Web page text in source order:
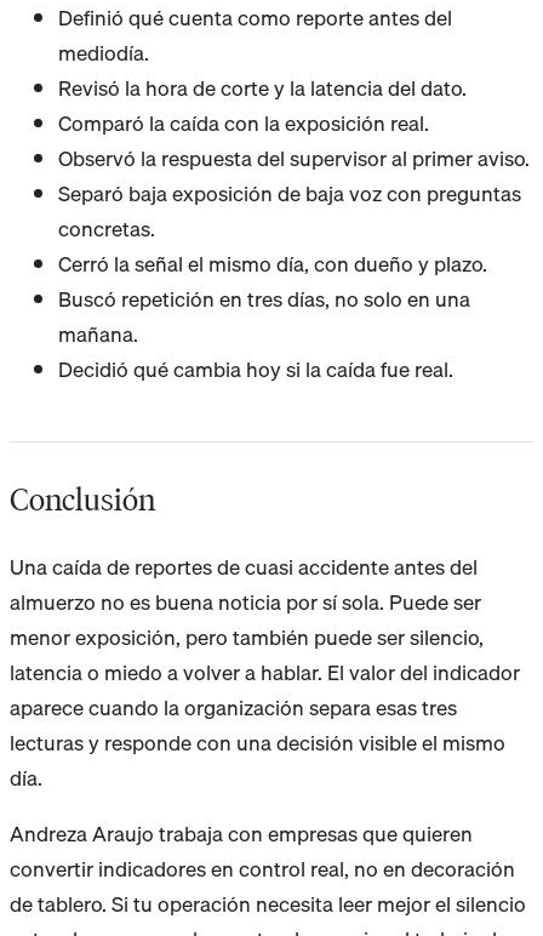
Definió qué cuenta como reporte antes del
mediodía.
Revisó la hora de corte y la latencia del dato.
Comparó la caída con la exposición real.
Observó la respuesta del supervisor al primer aviso.
Separó baja exposición de baja voz con preguntas
concretas.
Cerró la señal el mismo día, con dueño y plazo.
Buscó repetición en tres días, no solo en una
mañana.
Decidió qué cambia hoy si la caída fue real.
Conclusión
Una caída de reportes de cuasi accidente antes del
almuerzo no es buena noticia por sí sola. Puede ser
menor exposición, pero también puede ser silencio,
latencia o miedo a volver a hablar. El valor del indicador
aparece cuando la organización separa esas tres
lecturas y responde con una decisión visible el mismo
día.
Andreza Araujo trabaja con empresas que quieren
convertir indicadores en control real, no en decoración
de tablero. Si tu operación necesita leer mejor el silencio